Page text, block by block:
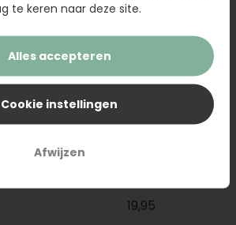
19,95
te keren naar deze site.
Alles accepteren
Cookie instellingen
Afwijzen